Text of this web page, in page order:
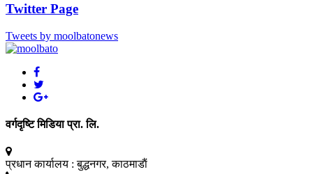
Twitter Page
Tweets by moolbatonews
वर्गदृष्टि मिडिया प्रा. लि.
प्रधान कार्यालय : बुद्धनगर, काठमाडाैं